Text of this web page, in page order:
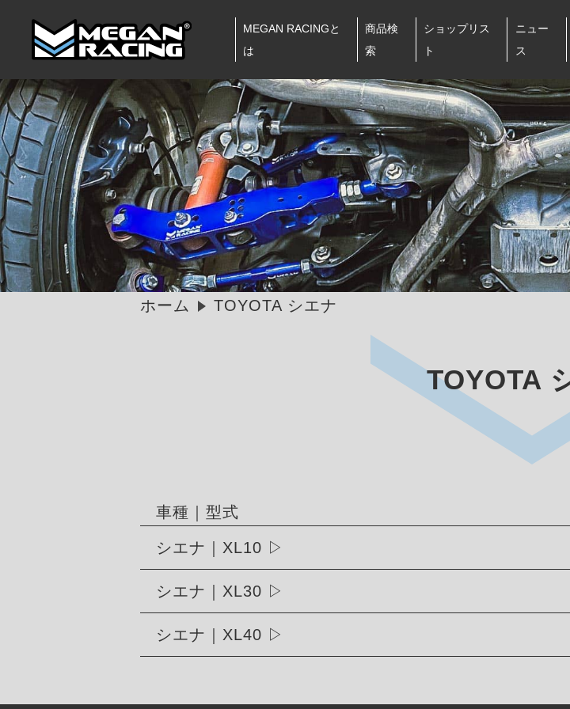
MEGAN RACINGと
は
商品検
索
ショップリス
ト
ニュー
ス
ホーム TOYOTA シエナ
TOYOTA
車種｜型式
シエナ｜XL10
シエナ｜XL30
シエナ｜XL40